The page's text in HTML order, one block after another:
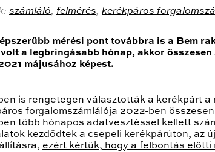
számláló, felmérés, kerékpáros
mérési pont továbbra is a Bem
a legbringásabb hónap, akkor
májusához képest.
is rengetegen választották a kerékpárt
forgalomszámlálója 2022-ben
több hónapos adatvesztéssel kellett
kezdődtek a csepeli kerékpárúton, az
ezért kértük, hogy a felbontás